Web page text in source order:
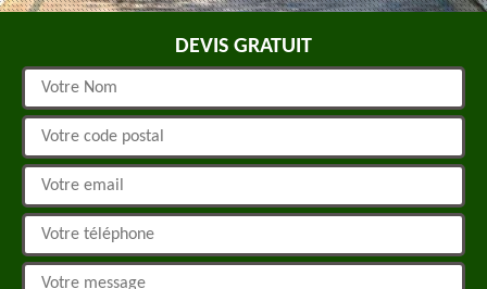
DEVIS GRATUIT